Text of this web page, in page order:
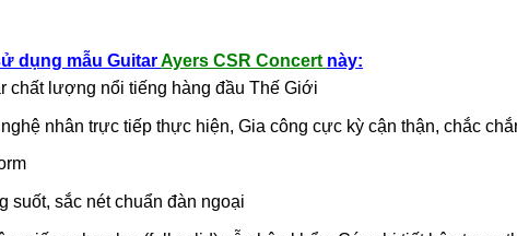
dụng mẫu GuitarAyers CSR Concert này:
chất lượng nổi tiếng hàng đầu Thế Giới
nhân trực tiếp thực hiện, Gia công cực kỳ cận thận, chắc
suốt, sắc nét chuẩn đàn ngoại